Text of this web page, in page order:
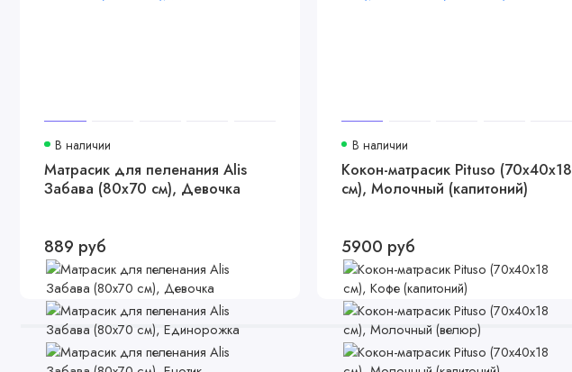
В наличии
Матрасик для пеленания Alis
Забава (80х70 см), Девочка
889 руб
В наличии
Кокон-матрасик Pituso (70x40x18
см), Молочный (капитоний)
5900 руб